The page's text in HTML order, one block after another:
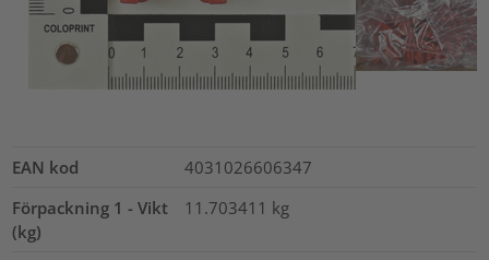
EAN kod
4031026606347
Förpackning 1 - Vikt
(kg)
11.703411 kg